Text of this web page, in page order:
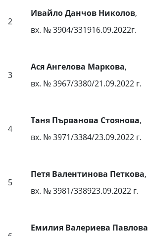
2
Ивайло Данчов Николов,
вх. № 3904/331916.09.2022г.
3
Ася Ангелова Маркова,
вх. № 3967/3380/21.09.2022 г.
4
Таня Първанова Стоянова,
вх. № 3971/3384/23.09.2022 г.
5
Петя Валентинова Петкова,
вх. № 3981/338923.09.2022 г.
Емилия Валериева Павлова